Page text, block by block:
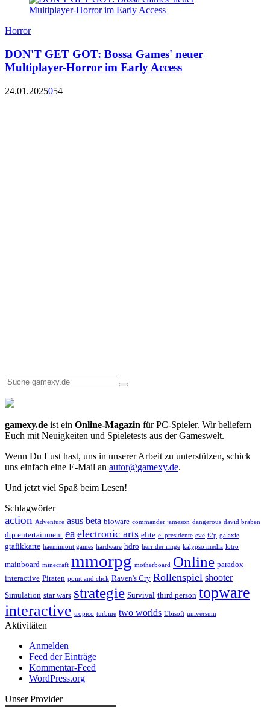
Horror
DON'T GET GOT: Bossa Games' neuer
Multiplayer-Horror im Early Access
24.01.2025054
gamexy.de ist ein Online-Magazin für PC-Spieler. Wir beliefern
Euch mit Neuigkeiten und Spieletests aus der Gameswelt.
Wenn Du Lust hast, uns in unserer Arbeit zu unterstützen, schick
uns einfach eine E-Mail an autor@gamexy.de.
Und jetzt viel Spaß beim Lesen!
Schlagwörter
action Adventure asus beta bioware commander jameson dangerous david braben
dtp entertainment ea electronic arts elite el presidente eve f2p galaxie
grafikkarte haemimont games hardware hdro herr der ringe kalypso media lotro
mainboard minecraft mmorpg motherboard Online paradox
interactive Piraten point and click Raven's Cry Rollenspiel shooter
Simulation star wars strategie Survival third person topware
interactive tropico turbine two worlds Ubisoft universum
Aktivitäten
Anmelden
Feed der Einträge
Kommentar-Feed
WordPress.org
Unser Provider